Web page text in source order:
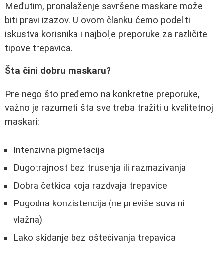
Međutim, pronalaženje savršene maskare može
biti pravi izazov. U ovom članku ćemo podeliti
iskustva korisnika i najbolje preporuke za različite
tipove trepavica.
Šta čini dobru maskaru?
Pre nego što pređemo na konkretne preporuke,
važno je razumeti šta sve treba tražiti u kvalitetnoj
maskari:
Intenzivna pigmetacija
Dugotrajnost bez trusenja ili razmazivanja
Dobra četkica koja razdvaja trepavice
Pogodna konzistencija (ne previše suva ni
vlažna)
Lako skidanje bez oštećivanja trepavica